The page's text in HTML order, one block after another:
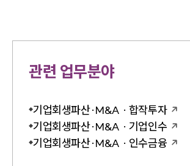
관련 업무분야
기업회생파산·M&A · 합작투자
기업회생파산·M&A · 기업인수
기업회생파산·M&A · 인수금융